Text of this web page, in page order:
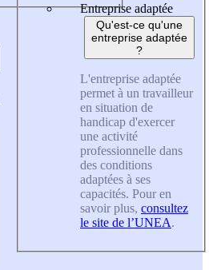
Entreprise adaptée
Qu'est-ce qu'une
entreprise adaptée
?
L'entreprise adaptée
permet à un travailleur
en situation de
handicap d'exercer
une activité
professionnelle dans
des conditions
adaptées à ses
capacités. Pour en
savoir plus, consultez
le site de l’UNEA.